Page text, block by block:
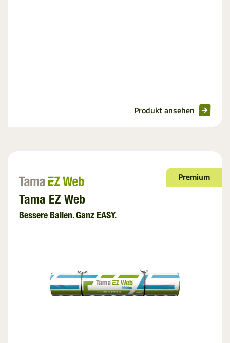
Produkt ansehen
Premium
Tama EZ Web
Bessere Ballen. Ganz EASY.